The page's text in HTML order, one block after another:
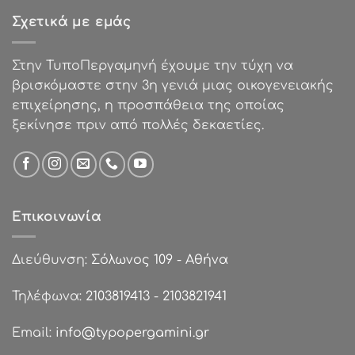
Σχετικά με εμάς
Στην ΤυποΠεργαμηνή έχουμε την τύχη να
βρισκόμαστε στην 3η γενιά μιας οικογενειακής
επιχείρησης, η προσπάθεια της οποίας
ξεκίνησε πριν από πολλές δεκαετίες.
Επικοινωνία
Διεύθυνση: Σόλωνος 109 - Αθήνα
Τηλέφωνα: 2103819413 - 2103821941
Email: info@typopergamini.gr